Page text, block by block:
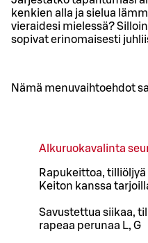
kenkien alla ja sielua
vieraidesi mielessä?
sopivat erinomaisesti
Nämä menuvaihtoehdot
Alkuruokavalinta
Rapukeittoa,
Keiton kanssa
Savustettua siikaa,
rapeaa perunaa L, G